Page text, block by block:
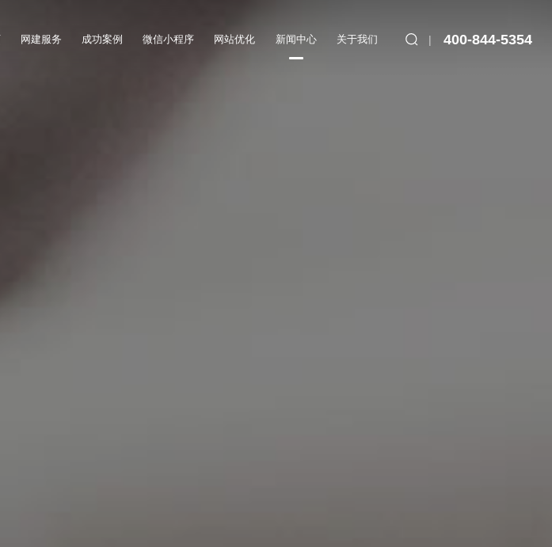
网建服务 成功案例 微信小程序 网站优化 新闻中心 关于我们 400-844-5354